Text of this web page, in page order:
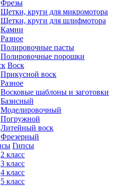
Фрезы
Щетки, круги для микромотора
Щетки, круги для шлифмотора
Камни
Разное
Полировочные пасты
Полировочные порошки
Воск
Прикусной воск
Разное
Восковые шаблоны и заготовки
Базисный
Моделировочный
Погружной
Литейный воск
Фрезерный
Гипсы
2 класс
3 класс
4 класс
5 класс